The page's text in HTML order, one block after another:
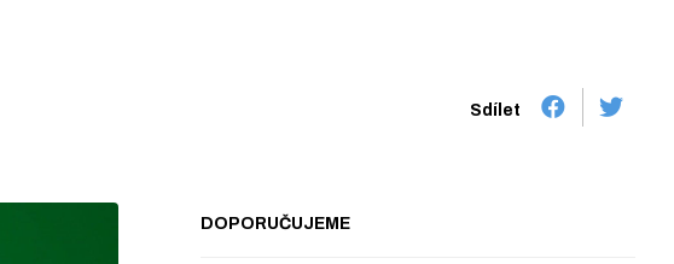
Sdílet
DOPORUČUJEME